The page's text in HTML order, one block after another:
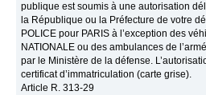
publique est soumis à une autorisation
la République ou la Préfecture de votre
POLICE pour PARIS à l’exception des
NATIONALE ou des ambulances de
par le Ministère de la défense.
certificat d’immatriculation (carte grise).
Article R. 313-29